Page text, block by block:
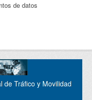
de datos
de Tráfico y Movilidad